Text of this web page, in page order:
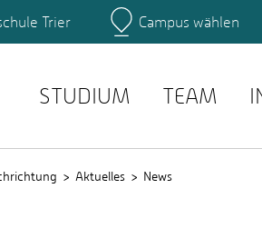
Bibliothek
E-Mail Suche
Trier Campus wählen
STUDIUM TEAM
Aktuelles News